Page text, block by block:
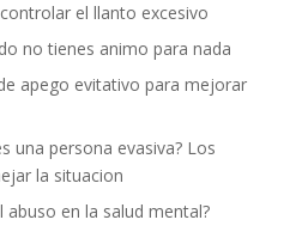
el llanto excesivo
no tienes animo para nada
apego evitativo para mejorar
una persona evasiva? Los
la situacion
abuso en la salud mental?